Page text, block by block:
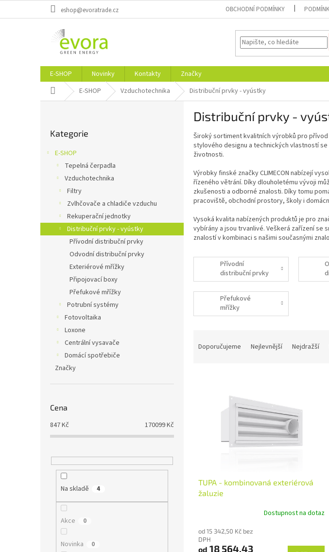
eshop@evoratrade.cz OBCHODNÍ PODMÍNKY
E-SHOP Novinky Kontakty
Značky
Domů E-SHOP Vzduchotechnika Distribuční prvky - vyústky
n
e
kategorie
Kategorie
E-SHOP
Tepelná čerpadla
Vzduchotechnika
Filtry
Zvlhčovače a chladiče vzduchu
Rekuperační jednotky
Distribuční prvky - vyústky
Přívodní distribuční prvky
Odvodní distribuční prvky
Exteriérové mřížky
Připojovací boxy
Přefukové mřížky
Potrubní systémy
Fotovoltaika
Loxone
Centrální vysavače
Domácí spotřebiče
Značky
Cena
847Kč 170099Kč
Na skladě 4
Akce 0
Novinka 0
Distribuční prvky -
Široký sortiment kvalitních výrobků pro
stylového designu a technických vlastností
životnosti.
Výrobky finské značky CLIMECON nabízejí
řízeného větrání. Díky dlouholetému vývoji
zkušenosti a odborné znalosti. Díky tomu
pracoviště, obchodní prostory, školy i
Vysoká kvalita nabízených produktů je pro
vybírány a jsou trvanlivé. Veškerá zařízení se
znalostí v kombinaci s našimi současnými
Přívodní
distribuční prvky
Přefukové
mřížky
Doporučujeme Nejlevnější Nejdražší
TUPA - kombinovaná exteriérová
žaluzie
Dostupnost na dotaz
od 15 342,50 Kč bez
DPH
od 18 564,43